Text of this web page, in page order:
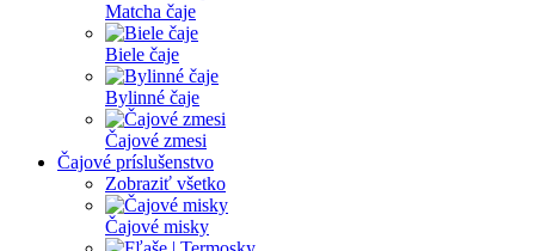
Matcha čaje
Biele čaje
Bylinné čaje
Čajové zmesi
Čajové príslušenstvo
Zobraziť všetko
Čajové misky